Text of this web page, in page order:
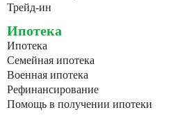
Трейд-ин
Ипотека
Ипотека
Семейная ипотека
Военная ипотека
Рефинансирование
Помощь в получении ипотеки